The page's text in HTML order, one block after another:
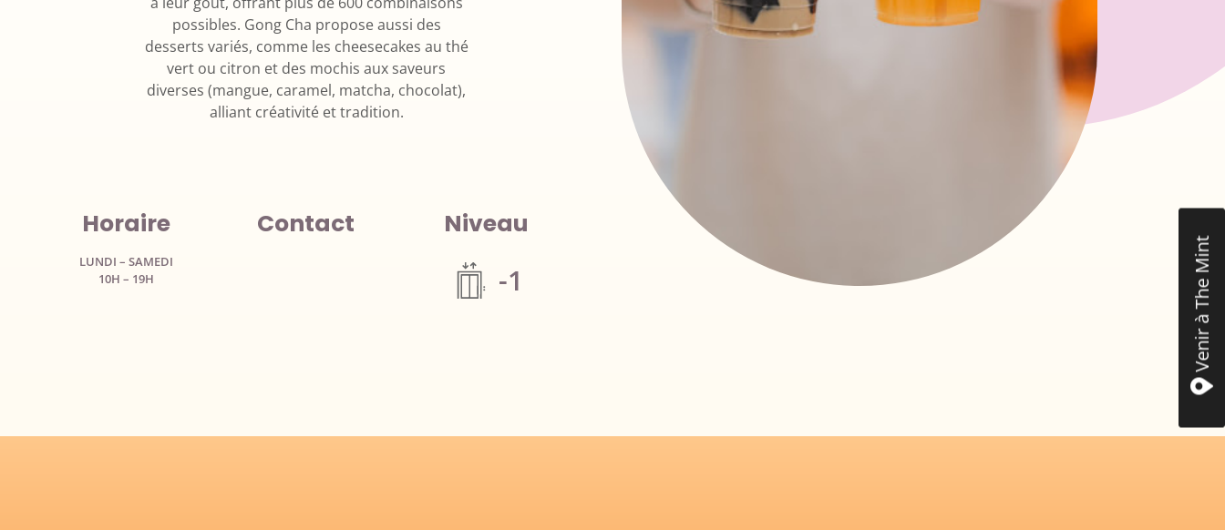
possibles. Gong Cha propose aussi des
desserts variés, comme les cheesecakes au thé
vert ou citron et des mochis aux saveurs
diverses (mangue, caramel, matcha, chocolat),
alliant créativité et tradition.
Horaire
LUNDI – SAMEDI
10H – 19H
Contact Niveau
-1 Venir à The Mint